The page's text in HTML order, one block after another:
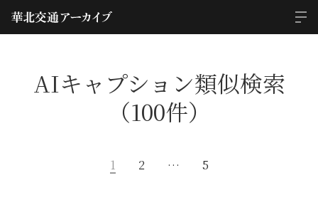
AIキャプション類似検索
（100件）
1 2 … 5